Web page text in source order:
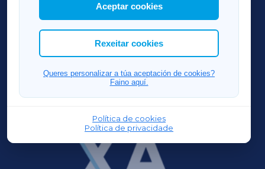
Así mesmo, podes personalizar a elección das
cookies que desexas permitir.
Aceptar cookies
Rexeitar cookies
Queres personalizar a túa aceptación de cookies?
Faino aquí.
Política de cookies
Política de privacidade
RIBEIRASACRAXA
ACORUÑAXA
FERROLXA
OURENSEXA